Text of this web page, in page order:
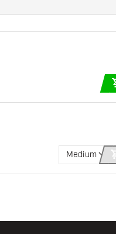
Medium